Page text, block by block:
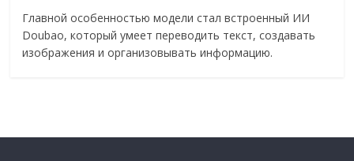
Главной особенностью модели стал встроенный ИИ
Doubao, который умеет переводить текст, создавать
изображения и организовывать информацию.